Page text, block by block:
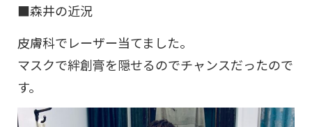
■森井の近況
皮膚科でレーザー当てました。
マスクで絆創膏を隠せるのでチャンスだったので
す。